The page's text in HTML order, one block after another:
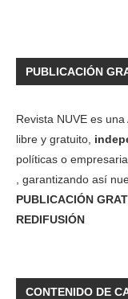
PUBLICACIÓN
Revista NUVE es
libre y gratuito,
políticas o
, garantizando así
PUBLICACIÓN
REDIFUSIÓN
CONTENIDO DE